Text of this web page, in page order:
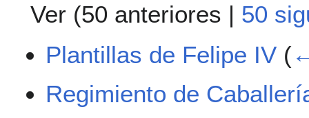
Ver (50 anteriores | 50
Plantillas de Felipe IV (
Regimiento de